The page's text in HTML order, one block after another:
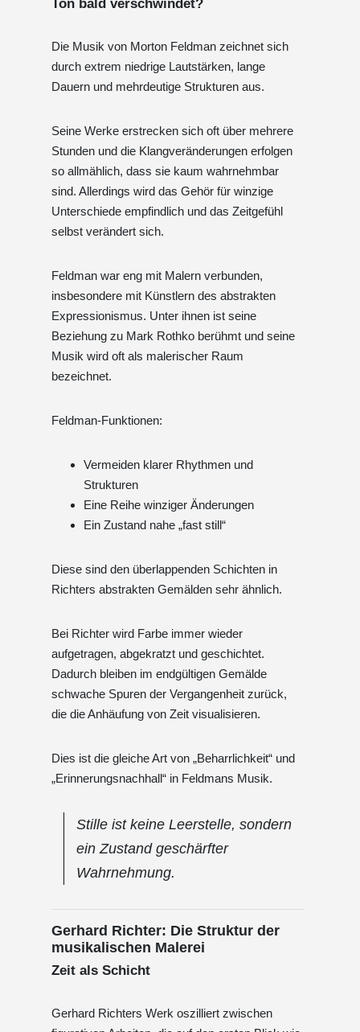
Ton bald verschwindet?
Die Musik von Morton Feldman zeichnet sich
durch extrem niedrige Lautstärken, lange
Dauern und mehrdeutige Strukturen aus.
Seine Werke erstrecken sich oft über mehrere
Stunden und die Klangveränderungen erfolgen
so allmählich, dass sie kaum wahrnehmbar
sind. Allerdings wird das Gehör für winzige
Unterschiede empfindlich und das Zeitgefühl
selbst verändert sich.
Feldman war eng mit Malern verbunden,
insbesondere mit Künstlern des abstrakten
Expressionismus. Unter ihnen ist seine
Beziehung zu Mark Rothko berühmt und seine
Musik wird oft als malerischer Raum
bezeichnet.
Feldman-Funktionen:
Vermeiden klarer Rhythmen und
Strukturen
Eine Reihe winziger Änderungen
Ein Zustand nahe „fast still“
Diese sind den überlappenden Schichten in
Richters abstrakten Gemälden sehr ähnlich.
Bei Richter wird Farbe immer wieder
aufgetragen, abgekratzt und geschichtet.
Dadurch bleiben im endgültigen Gemälde
schwache Spuren der Vergangenheit zurück,
die die Anhäufung von Zeit visualisieren.
Dies ist die gleiche Art von „Beharrlichkeit“ und
„Erinnerungsnachhall“ in Feldmans Musik.
Stille ist keine Leerstelle, sondern
ein Zustand geschärfter
Wahrnehmung.
Gerhard Richter: Die Struktur der
musikalischen Malerei
Zeit als Schicht
Gerhard Richters Werk oszilliert zwischen